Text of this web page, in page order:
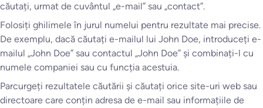
căutați, urmat de cuvântul „e-mail” sau „contact”.
Folosiți ghilimele în jurul numelui pentru rezultate mai precise.
De exemplu, dacă căutați e-mailul lui John Doe, introduceți e-
mailul „John Doe” sau contactul „John Doe” și combinați-l cu
numele companiei sau cu funcția acestuia.
Parcurgeți rezultatele căutării și căutați orice site-uri web sau
directoare care conțin adresa de e-mail sau informațiile de